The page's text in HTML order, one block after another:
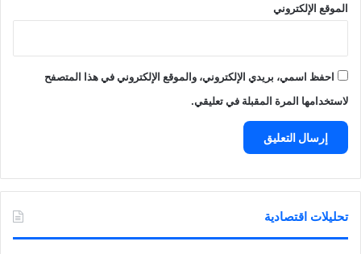
الموقع الإلكتروني
احفظ اسمي، بريدي الإلكتروني، والموقع الإلكتروني في هذا المتصفح
لاستخدامها المرة المقبلة في تعليقي.
تحليلات اقتصادية